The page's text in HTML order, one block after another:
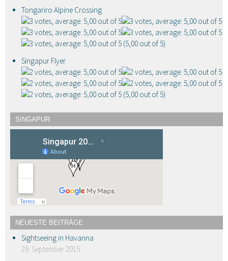
Tongariro Alpine Crossing
(5,00 out of 5)
Singapur Flyer
(5,00 out of 5)
SINGAPUR
NEUESTE BEITRÄGE
Sightseeing in Havanna
29. September 2015